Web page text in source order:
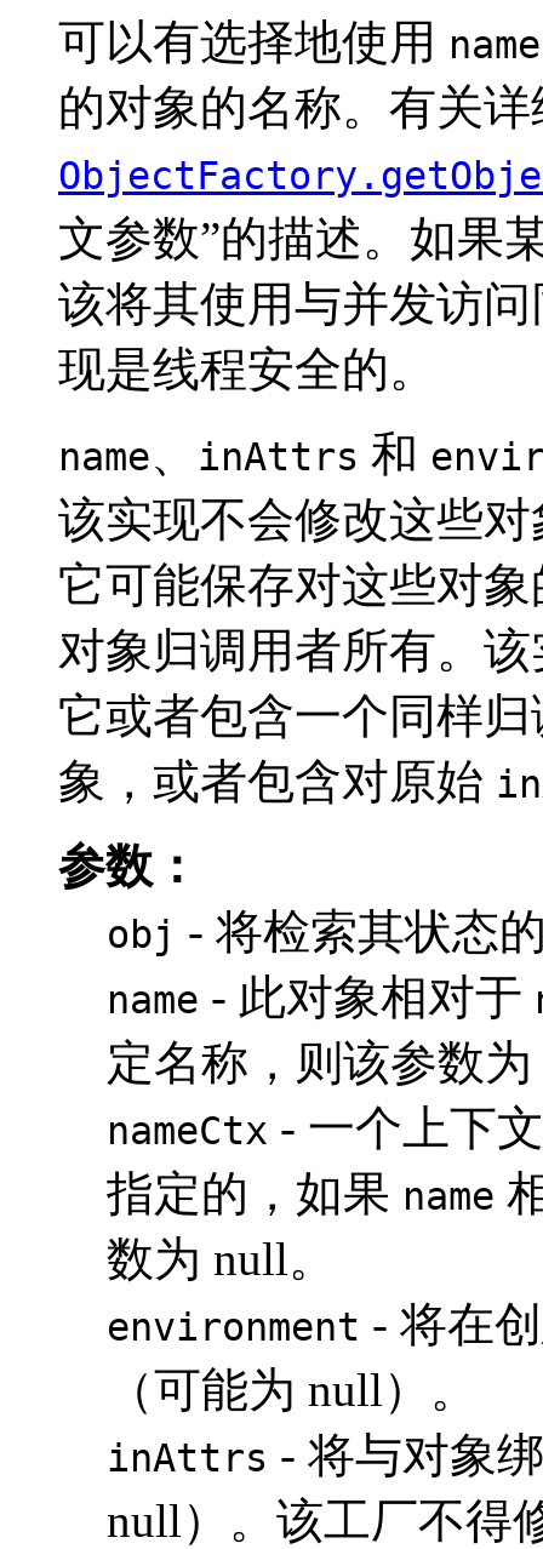
可以有选择地使用 name
的对象的名称。有关
文参数”的描述。如果
该将其使用与并发访
现是线程安全的。
name、 inAttrs 和
该实现不会修改这些
它可能保存对这些对
对象归调用者所有。
它或者包含一个同样
象，或者包含对原始
参数：
obj - 将检索其状态
name - 此对象相对于
定名称，则该参数
nameCtx - 一个上下
指定的，如果 name
数为 null。
environment - 将在
（可能为 null）。
inAttrs - 将与对象
null）。该工厂不得